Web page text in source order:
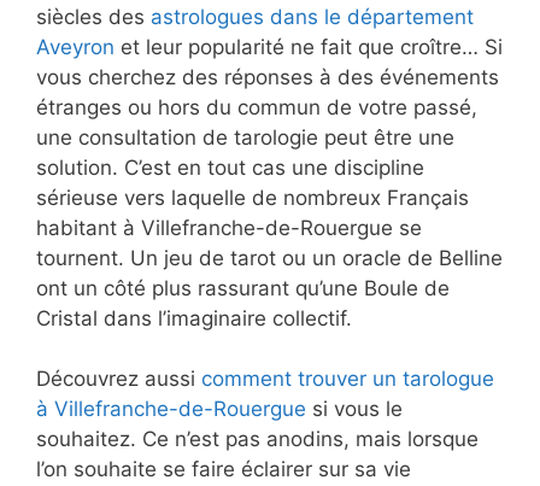
siècles des astrologues dans le département
Aveyron et leur popularité ne fait que croître… Si
vous cherchez des réponses à des événements
étranges ou hors du commun de votre passé,
une consultation de tarologie peut être une
solution. C’est en tout cas une discipline
sérieuse vers laquelle de nombreux Français
habitant à Villefranche-de-Rouergue se
tournent. Un jeu de tarot ou un oracle de Belline
ont un côté plus rassurant qu’une Boule de
Cristal dans l’imaginaire collectif.
Découvrez aussi comment trouver un tarologue
à Villefranche-de-Rouergue si vous le
souhaitez. Ce n’est pas anodins, mais lorsque
l’on souhaite se faire éclairer sur sa vie